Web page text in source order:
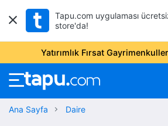
Tapu.com uygulaması
store'da!
Yatırımlık Fırsat
Ana Sayfa Daire